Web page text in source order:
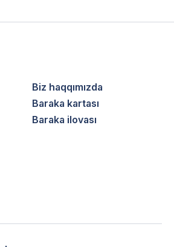
Biz haqqımızda
Baraka kartası
Baraka ilovası